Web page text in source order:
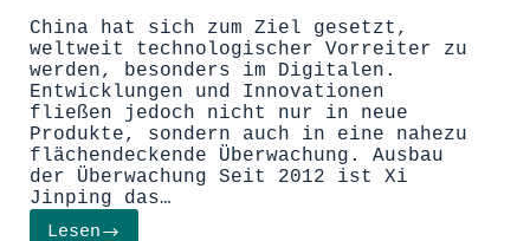
China hat sich zum Ziel gesetzt,
weltweit technologischer Vorreiter zu
werden, besonders im Digitalen.
Entwicklungen und Innovationen
fließen jedoch nicht nur in neue
Produkte, sondern auch in eine nahezu
flächendeckende Überwachung. Ausbau
der Überwachung Seit 2012 ist Xi
Jinping das…
Lesen